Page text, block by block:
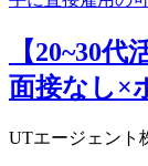
【20~30
面接なし×
UTエージェント